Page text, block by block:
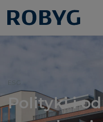
ESG
Polityki i